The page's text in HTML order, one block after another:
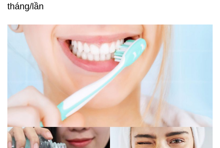
tháng/lần